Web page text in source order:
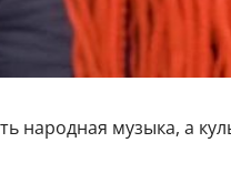
народная музыка, а